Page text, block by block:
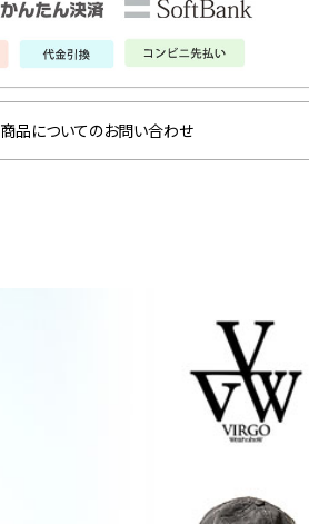
商品についてのお問い合わせ
glamb × 劇場版『チェン
ソーマン レゼ篇』第2弾